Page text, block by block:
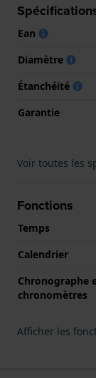
.Ean
Diamètre
Étanchéité
Garantie
Voir toutes les
Fonctions
Temps
Calendrier
Chronographe
chronomètres
Afficher les